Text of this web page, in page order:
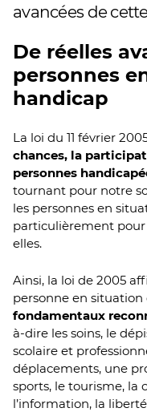
avancées de
De réelles
personnes
handicap
La loi du 11 février
chances, la
personnes
tournant pour notre
les personnes en
particulièrement pour
elles.
Ainsi, la loi de 2005
personne en
fondamentaux
à-dire les soins, le
scolaire et
déplacements, une
sports, le tourisme, la
l’information, la